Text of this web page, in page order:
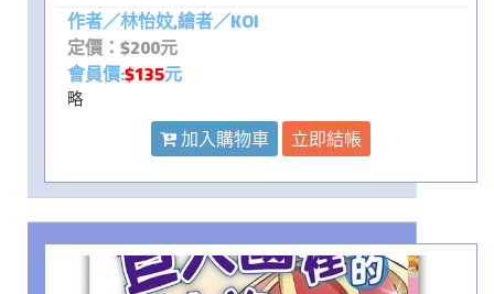
作者／林怡妏,繪者／KOI
定價：$200元
會員價:$135元
略
加入購物車 立即結帳